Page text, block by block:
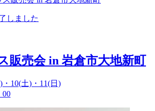
しました
販売会 in 岩倉市大地新町
・10(土)・11(日)
00